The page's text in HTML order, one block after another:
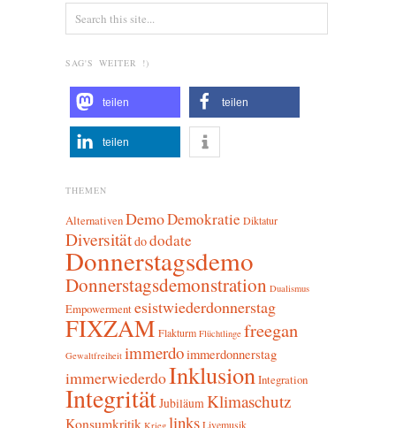
SAG'S WEITER !)
teilen teilen
teilen
THEMEN
AlternativenDemoDemokratie Diktatur
Diversitätdododate
Donnerstagsdemo
Donnerstagsdemonstration Dualismus
Empowermentesistwiederdonnerstag
FIXZAM Flakturm Flüchtlinge freegan
Gewaltfreiheit immerdoimmerdonnerstag
immerwiederdoInklusionIntegration
IntegritätJubiläumKlimaschutz
Konsumkritik Krieg linksLivemusik